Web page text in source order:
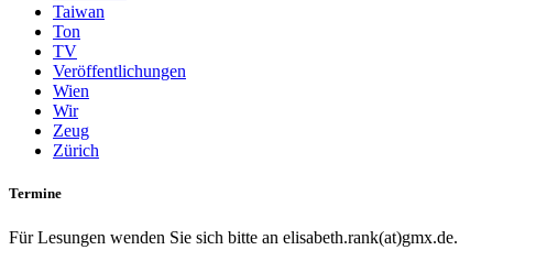
Taiwan
Ton
TV
Veröffentlichungen
Wien
Wir
Zeug
Zürich
Termine
Für Lesungen wenden Sie sich bitte an elisabeth.rank(at)gmx.de.